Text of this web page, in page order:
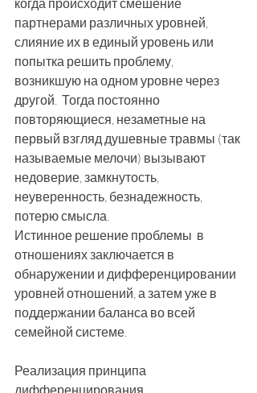
когда происходит смешение
партнерами различных уровней,
слияние их в единый уровень или
попытка решить проблему,
возникшую на одном уровне через
другой.  Тогда постоянно
повторяющиеся, незаметные на
первый взгляд душевные травмы (так
называемые мелочи) вызывают
недоверие, замкнутость,
неуверенность, безнадежность,
потерю смысла.
Истинное решение проблемы  в
отношениях заключается в
обнаружении и дифференцировании
уровней отношений, а затем уже в
поддержании баланса во всей
семейной системе.
Реализация принципа
дифференцирования